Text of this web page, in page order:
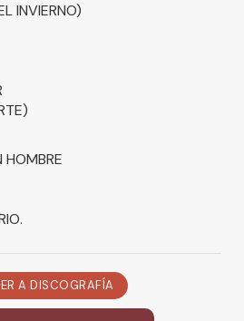
INVIERNO)
HOMBRE
A DISCOGRAFÍA